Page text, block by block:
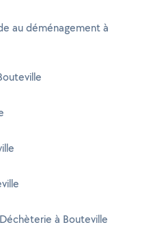
au déménagement à
à Bouteville